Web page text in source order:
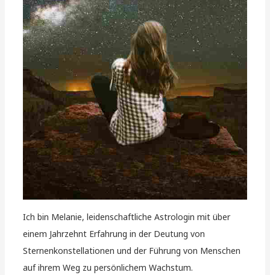
Ich bin Melanie, leidenschaftliche Astrologin mit über
einem Jahrzehnt Erfahrung in der Deutung von
Sternenkonstellationen und der Führung von Menschen
auf ihrem Weg zu persönlichem Wachstum.